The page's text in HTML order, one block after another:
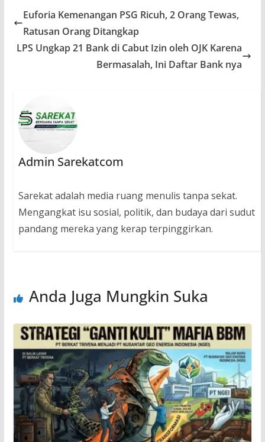
Euforia Kemenangan PSG Ricuh, 2 Orang Tewas,
Ratusan Orang Ditangkap
LPS Ungkap 21 Bank di Cabut Izin oleh OJK Karena
Bermasalah, Ini Daftar Bank nya
Admin Sarekatcom
Sarekat adalah media ruang menulis tanpa sekat.
Mengangkat isu sosial, politik, dan budaya dari sudut
pandang mereka yang kerap terpinggirkan.
Anda Juga Mungkin Suka